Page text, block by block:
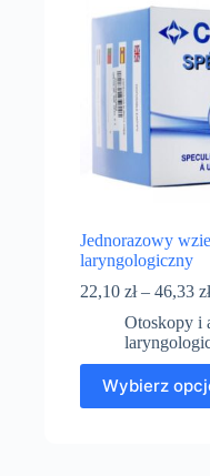
Jednorazowy
laryngologiczny
22,10 zł – 46,33 zł
Otoskopy i
Wybierz